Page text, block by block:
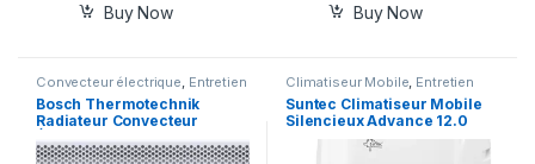
Buy Now Buy Now
Convecteur électrique Entretien
Bosch Thermotechnik
Radiateur Convecteur
Climatiseur Mobile Entretien
Entretien maison
Suntec Climatiseur Mobile
Silencieux Advance 12.0